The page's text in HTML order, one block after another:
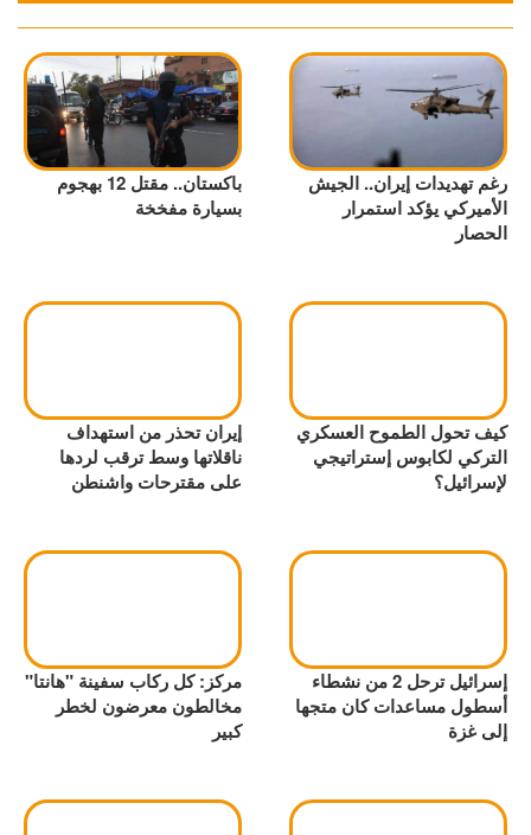
رغم تهديدات إيران.. الجيش
الأميركي يؤكد استمرار
الحصار
باكستان.. مقتل 12 بهجوم
بسيارة مفخخة
كيف تحول الطموح العسكري
التركي لكابوس إستراتيجي
لإسرائيل؟
إيران تحذر من استهداف
ناقلاتها وسط ترقب لردها
على مقترحات واشنطن
إسرائيل ترحل 2 من نشطاء
أسطول مساعدات كان متجها
إلى غزة
مركز: كل ركاب سفينة "هانتا"
مخالطون معرضون لخطر
كبير